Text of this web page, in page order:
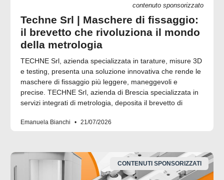
contenuto sponsorizzato
Techne Srl | Maschere di fissaggio:
il brevetto che rivoluziona il mondo
della metrologia
TECHNE Srl, azienda specializzata in tarature, misure 3D
e testing, presenta una soluzione innovativa che rende le
maschere di fissaggio più leggere, maneggevoli e
precise. TECHNE Srl, azienda di Brescia specializzata in
servizi integrati di metrologia, deposita il brevetto di
Emanuela Bianchi 21/07/2026
CONTENUTI SPONSORIZZATI